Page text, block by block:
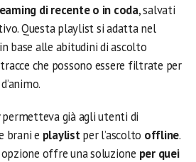
di recente o in coda, salvati
Questa playlist si adatta nel
base alle abitudini di ascolto
che possono essere filtrate per
permetteva già agli utenti di
brani e playlistper l’ascolto offline.
offre una soluzione per quei